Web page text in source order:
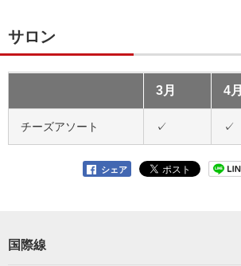
サロン
3月 4月
チーズアソート ✓ ✓
シェア
国際線